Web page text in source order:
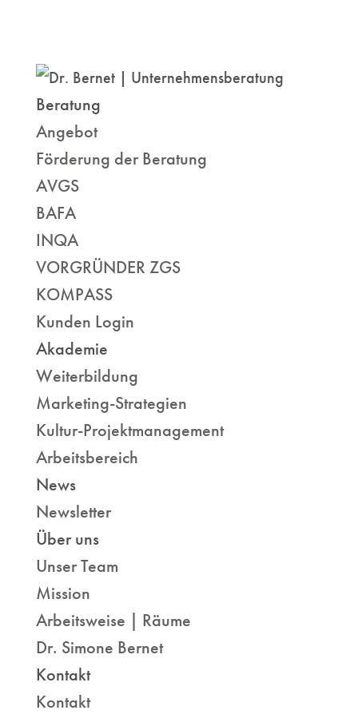
Beratung
Angebot
Förderung der Beratung
AVGS
BAFA
INQA
VORGRÜNDER ZGS
KOMPASS
Kunden Login
Akademie
Weiterbildung
Marketing-Strategien
Kultur-Projektmanagement
Arbeitsbereich
News
Newsletter
Über uns
Unser Team
Mission
Arbeitsweise | Räume
Dr. Simone Bernet
Kontakt
Kontakt